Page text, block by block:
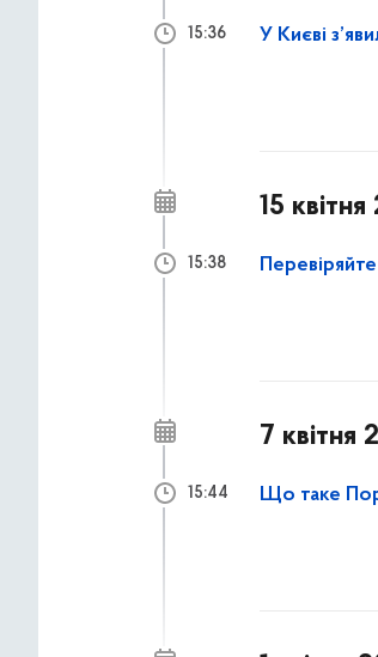
У Києві
15:36
15
15:38
7 квітня
Що таке
15:44